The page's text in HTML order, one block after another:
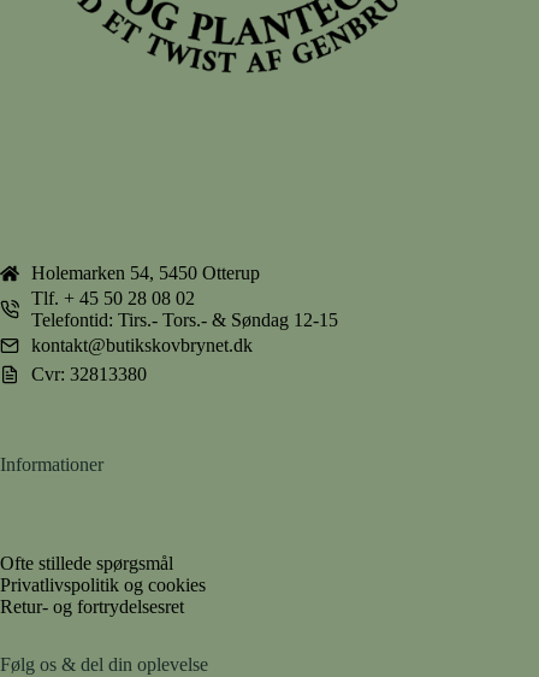
Holemarken 54, 5450 Otterup
Tlf. + 45 50 28 08 02
Telefontid: Tirs.- Tors.- & Søndag 12-15
kontakt@butikskovbrynet.dk
Cvr: 32813380
Informationer
Ofte stillede spørgsmål
Privatlivspolitik og cookies
Retur- og fortrydelsesret
Følg os & del din oplevelse